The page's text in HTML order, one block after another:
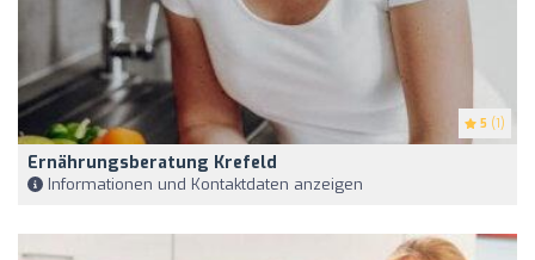
5 (1)
Ernährungsberatung Krefeld
Informationen und Kontaktdaten anzeigen